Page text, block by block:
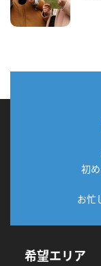
初
お忙
希望エリア